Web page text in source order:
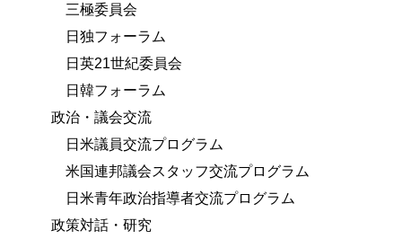
三極委員会
日独フォーラム
日英21世紀委員会
日韓フォーラム
政治・議会交流
日米議員交流プログラム
米国連邦議会スタッフ交流プログラム
日米青年政治指導者交流プログラム
政策対話・研究